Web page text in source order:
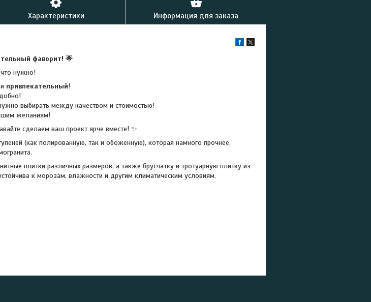
Характеристики Информация для заказа
фаворит! 🌟
нужно!
и привлекательный!
выбирать между качеством и стоимостью!
желаниям!
сделаем ваш проект ярче вместе! ✨
(как полированную, так и обоженную), которая намного прочнее,
плитки различных размеров, а также брусчатку и тротуарную плитку из
к морозам, влажности и другим климатическим условиям.